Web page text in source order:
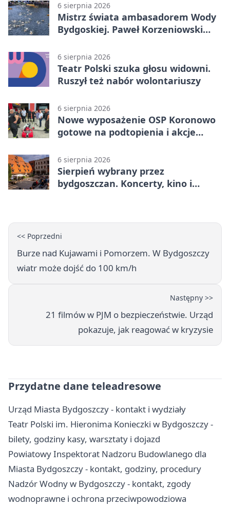
6 sierpnia 2026
Mistrz świata ambasadorem Wody
Bydgoskiej. Paweł Korzeniowski
6 sierpnia 2026
Teatr Polski szuka głosu widowni.
Ruszył też nabór wolontariuszy
6 sierpnia 2026
Nowe wyposażenie OSP Koronowo
gotowe na podtopienia i akcje
6 sierpnia 2026
Sierpień wybrany przez
bydgoszczan. Koncerty, kino i
<< Poprzedni
Burze nad Kujawami i Pomorzem. W Bydgoszczy
wiatr może dojść do 100 km/h
Następny >>
21 filmów w PJM o bezpieczeństwie. Urząd
pokazuje, jak reagować w kryzysie
Przydatne dane teleadresowe
Urząd Miasta Bydgoszczy - kontakt i wydziały
Teatr Polski im. Hieronima Konieczki w Bydgoszczy -
bilety, godziny kasy, warsztaty i dojazd
Powiatowy Inspektorat Nadzoru Budowlanego dla
Miasta Bydgoszczy - kontakt, godziny, procedury
Nadzór Wodny w Bydgoszczy - kontakt, zgody
wodnoprawne i ochrona przeciwpowodziowa